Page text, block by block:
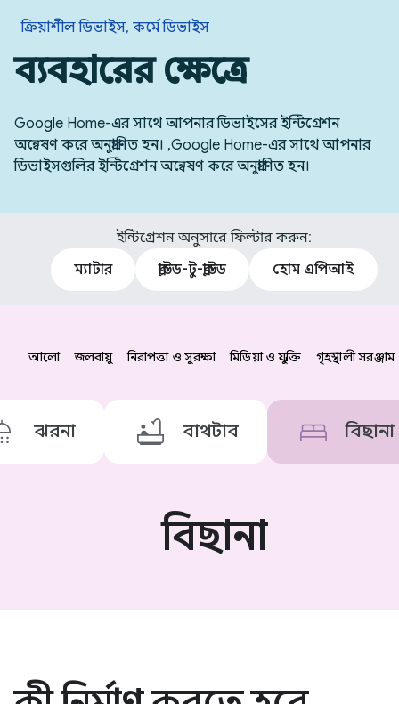
ক্রিয়াশীল ডিভাইস, কর্মে ডিভাইস
ব্যবহারের ক্ষেত্রে
Google Home-এর সাথে আপনার ডিভাইসের ইন্টিগ্রেশন
অন্বেষণ করে অনুপ্রাণিত হন। ,Google Home-এর সাথে আপনার
ডিভাইসগুলির ইন্টিগ্রেশন অন্বেষণ করে অনুপ্রাণিত হন।